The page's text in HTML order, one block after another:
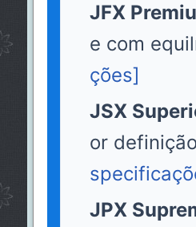
JFX
e com
ções]
JSX
or
JPX